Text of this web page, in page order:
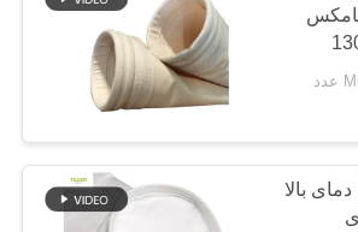
فایبرگلاس
بالا